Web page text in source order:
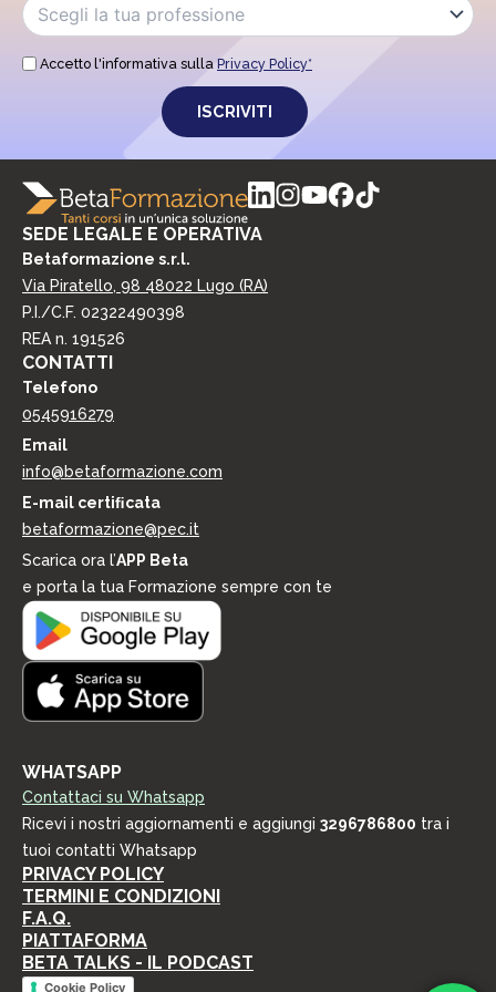
i
z
o
v
a
c
y
*
e
e
i
c
a
z
i
o
n
i
d
i
a
r
k
e
t
i
g
Accetto l'informativa sulla Privacy Policy*
SEDE LEGALE E OPERATIVA
Betaformazione s.r.l.
Via Piratello, 98 48022 Lugo (RA)
P.I./C.F. 02322490398
REA n. 191526
CONTATTI
Telefono
0545916279
Email
info@betaformazione.com
E-mail certiﬁcata
betaformazione@pec.it
Scarica ora l’APP Beta
e porta la tua Formazione sempre con te
WHATSAPP
Contattaci su Whatsapp
Ricevi i nostri aggiornamenti e aggiungi 3296786800 tra i
tuoi contatti Whatsapp
PRIVACY POLICY
TERMINI E CONDIZIONI
F.A.Q.
PIATTAFORMA
BETA TALKS - IL PODCAST
Cookie Policy